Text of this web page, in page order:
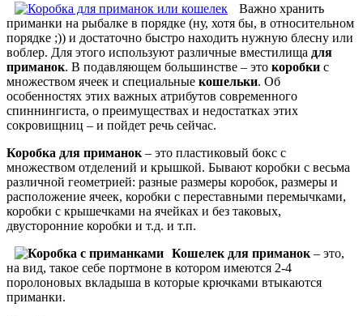
Важно хранить
приманки на рыбалке в порядке (ну, хотя бы, в относительном
порядке ;)) и достаточно быстро находить нужную блесну или
воблер. Для этого используют различные вместилища для
приманок. В подавляющем большинстве – это коробки с
множеством ячеек и специальные кошельки. Об
особенностях этих важных атрибутов современного
спиннингиста, о преимуществах и недостатках этих
сокровищниц – и пойдет речь сейчас.
Коробка для приманок – это пластиковый бокс с
множеством отделений и крышкой. Бывают коробки с весьма
различной геометрией: разные размеры коробок, размеры и
расположение ячеек, коробки с переставными перемычками,
коробки с крышечками на ячейках и без таковых,
двусторонние коробки и т.д. и т.п.
Кошелек для приманок – это,
на вид, такое себе портмоне в котором имеются 2-4
поролоновых вкладыша в которые крючками втыкаются
приманки.